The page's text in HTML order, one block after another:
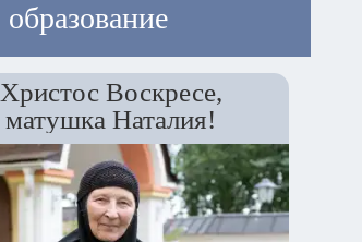
образование
Христос Воскресе,
матушка Наталия!